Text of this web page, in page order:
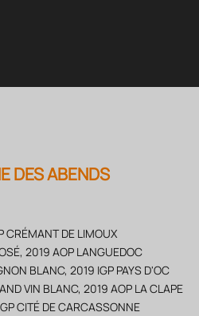
DESABENDS
CRÉMANT DE LIMOUX
2019 AOP LANGUEDOC
BLANC, 2019 IGP PAYS D'OC
VIN BLANC, 2019 AOP LA CLAPE
CITÉ DE CARCASSONNE